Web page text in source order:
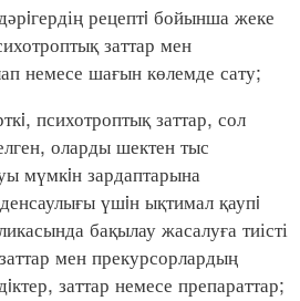
рецептi бойынша жеке
заттар мен
немесе шағын көлемде сату;
психотроптық заттар, сол
оларды шектен тыс
мүмкiн зардаптарына
үшiн ықтимал қаупi
бақылау жасалуға тиісті
мен прекурсорлардың
заттар немесе препараттар;